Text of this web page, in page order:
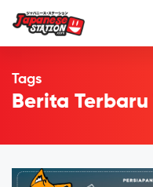
Tags
Berita Terbaru